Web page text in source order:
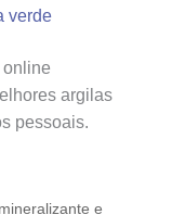
verde
online
argilas
pessoais.
e